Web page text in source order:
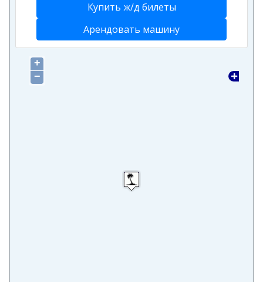
Купить ж/д билеты
Арендовать машину
+
−